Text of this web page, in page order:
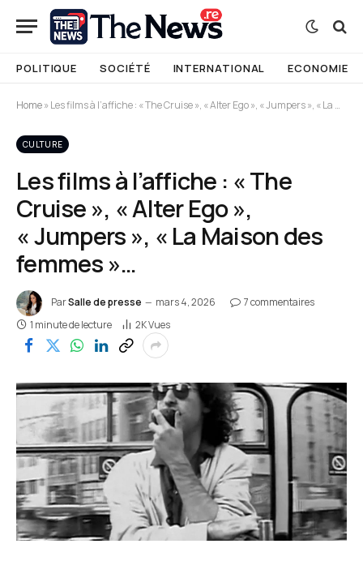
POLITIQUE SOCIÉTÉ INTERNATIONAL ECONOMIE
Home»Les films à l’affiche : « The Cruise », « Alter Ego », « Jumpers », « La Maison des femmes »…
CULTURE
Les films à l’affiche : « The
Cruise », « Alter Ego »,
« Jumpers », « La Maison des
femmes »…
ParSalle de presse mars 4, 2026
7 commentaires
1 minute de lecture
2KVues